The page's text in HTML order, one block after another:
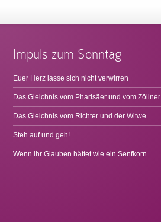
Impuls zum Sonntag
Euer Herz lasse sich nicht verwirren
Das Gleichnis vom Pharisäer und vom Zöllner
Das Gleichnis vom Richter und der Witwe
Steh auf und geh!
Wenn ihr Glauben hättet wie ein Senfkorn …